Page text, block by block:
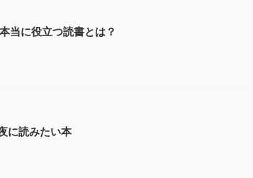
当に役立つ読書とは？
に読みたい本